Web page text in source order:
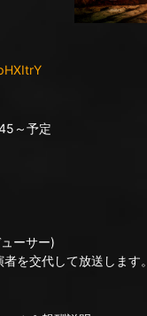
～予定
ーサー)
を交代して放送します。